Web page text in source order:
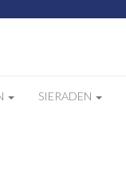
SIERADEN